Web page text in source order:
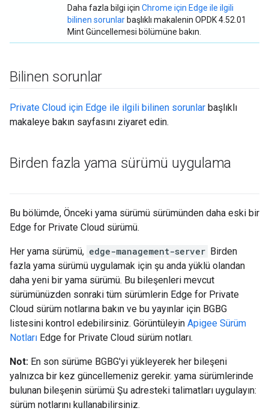
Daha fazla bilgi için Chrome için Edge ile ilgili
bilinen sorunlar başlıklı makalenin OPDK 4.52.01
Mint Güncellemesi bölümüne bakın.
Bilinen sorunlar
Private Cloud için Edge ile ilgili bilinen sorunlar başlıklı
makaleye bakın sayfasını ziyaret edin.
Birden fazla yama sürümü uygulama
Bu bölümde, Önceki yama sürümü sürümünden daha eski bir
Edge for Private Cloud sürümü.
Her yama sürümü, edge-management-server Birden
fazla yama sürümü uygulamak için şu anda yüklü olandan
daha yeni bir yama sürümü. Bu bileşenleri mevcut
sürümünüzden sonraki tüm sürümlerin Edge for Private
Cloud sürüm notlarına bakın ve bu yayınlar için BGBG
listesini kontrol edebilirsiniz. Görüntüleyin Apigee Sürüm
Notları Edge for Private Cloud sürüm notları.
Not: En son sürüme BGBG'yi yükleyerek her bileşeni
yalnızca bir kez güncellemeniz gerekir. yama sürümlerinde
bulunan bileşenin sürümü Şu adresteki talimatları uygulayın:
sürüm notlarını kullanabilirsiniz.